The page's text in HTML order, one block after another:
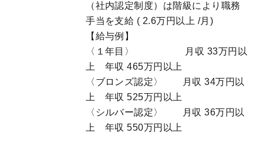
（社内認定制度）は階級により職務
手当を支給 ( 2.6万円以上 /月)
【給与例】
〈１年目〉 月収 33万円以
上 年収 465万円以上
〈ブロンズ認定〉 月収 34万円以
上 年収 525万円以上
〈シルバー認定〉 月収 36万円以
上 年収 550万円以上